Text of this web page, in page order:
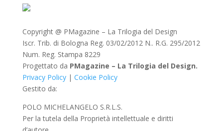
Copyright @ PMagazine – La Trilogia del Design
Iscr. Trib. di Bologna Reg. 03/02/2012 N.. R.G. 295/2012
Num. Reg. Stampa 8229
Progettato da PMagazine – La Trilogia del Design.
Privacy Policy| Cookie Policy
Gestito da:
POLO MICHELANGELO S.R.L.S.
Per la tutela della Proprietà intellettuale e diritti